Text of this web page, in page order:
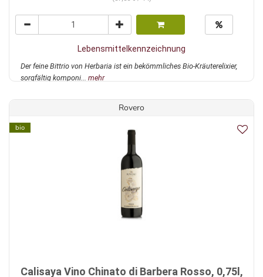
Lebensmittelkennzeichnung
Der feine Bittrio von Herbaria ist ein bekömmliches Bio-Kräuterelixier,
sorgfältig komponi... mehr
Rovero
bio
Calisaya Vino Chinato di Barbera Rosso, 0,75l,